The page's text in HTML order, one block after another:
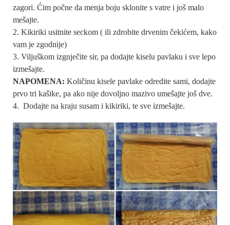
zagori. Ćim počne da menja boju sklonite s vatre i još malo
mešajte.
Kikiriki usitnite seckom ( ili zdrobite drvenim čekićem, kako
vam je zgodnije)
Viljuškom izgnječite sir, pa dodajte kiselu pavlaku i sve lepo
izmešajte.
NAPOMENA: Količinu kisele pavlake odredite sami, dodajte
prvo tri kašike, pa ako nije dovoljno mazivo umešajte još dve.
Dodajte na kraju susam i kikiriki, te sve izmešajte.